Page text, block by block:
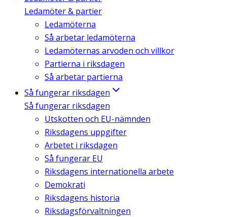
Ledamöter & partier
Ledamöterna
Så arbetar ledamöterna
Ledamöternas arvoden och villkor
Partierna i riksdagen
Så arbetar partierna
Så fungerar riksdagen
Så fungerar riksdagen
Utskotten och EU-nämnden
Riksdagens uppgifter
Arbetet i riksdagen
Så fungerar EU
Riksdagens internationella arbete
Demokrati
Riksdagens historia
Riksdagsförvaltningen